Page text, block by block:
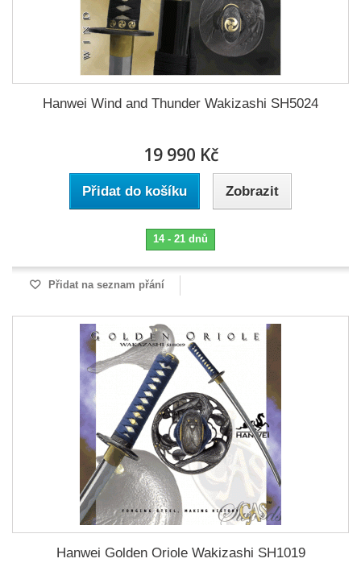
Hanwei Wind and Thunder Wakizashi SH5024
19 990 Kč
Přidat do košíku Zobrazit
14 - 21 dnů
Přidat na seznam přání
Hanwei Golden Oriole Wakizashi SH1019